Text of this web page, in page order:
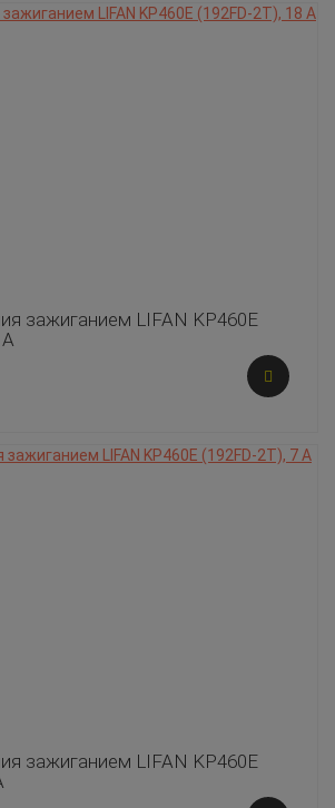
зажиганием LIFAN KP460E
зажиганием LIFAN KP460E